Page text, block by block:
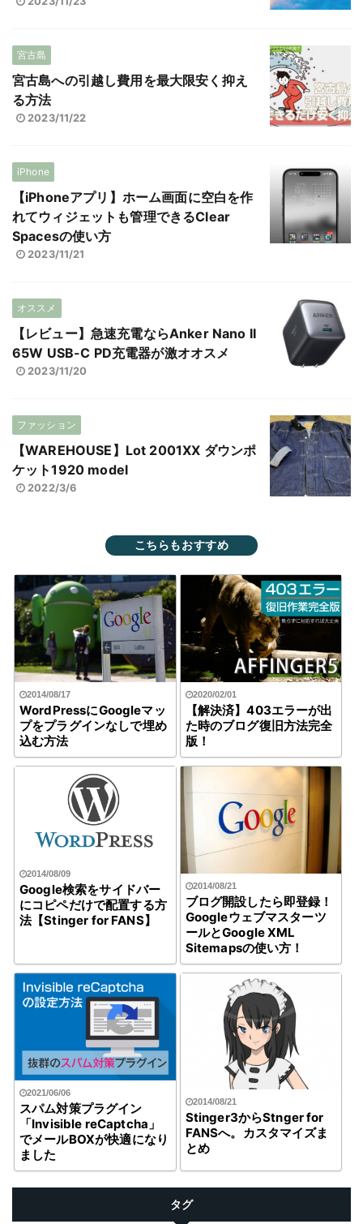
宮古島
宮古島への引越し費用を最大限安く抑え
る方法
2023/11/22
iPhone
【iPhoneアプリ】ホーム画面に空白を作
れてウィジェットも管理できるClear
Spacesの使い方
2023/11/21
オススメ
【レビュー】急速充電ならAnker Nano II
65W USB-C PD充電器が激オオスメ
2023/11/20
ファッション
【WAREHOUSE】Lot 2001XX ダウンポ
ケット1920 model
2022/3/6
こちらもおすすめ
2014/08/17
WordPressにGoogleマッ
プをプラグインなしで埋め
込む方法
2020/02/01
【解決済】403エラーが出
た時のブログ復旧方法完全
版！
2014/08/09
Google検索をサイドバー
にコピペだけで配置する方
法【Stinger for FANS】
2014/08/21
ブログ開設したら即登録！
Googleウェブマスターツ
ールとGoogle XML
Sitemapsの使い方！
2021/06/06
スパム対策プラグイン
「Invisible reCaptcha」
でメールBOXが快適になり
ました
2014/08/21
Stinger3からStnger for
FANSへ。カスタマイズま
とめ
タグ